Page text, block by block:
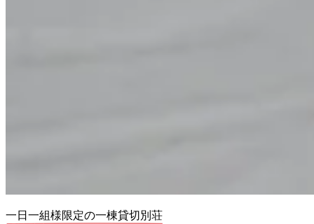
一日一組様限定の一棟貸切別荘